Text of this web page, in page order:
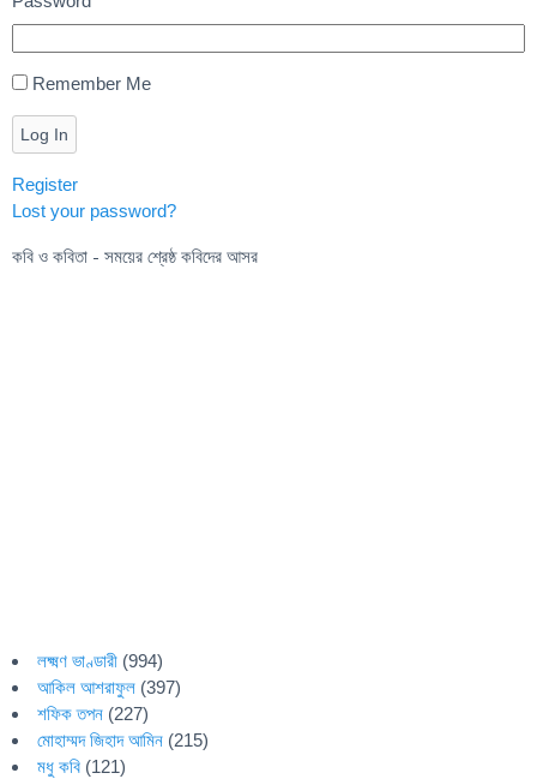
Remember Me
Log In
Register
Lost your password?
কবি ও কবিতা - সময়ের শ্রেষ্ঠ কবিদের আসর
লক্ষ্মণ ভাণ্ডারী (994)
আকিল আশরাফুল (397)
শফিক তপন (227)
মোহাম্মদ জিহাদ আমিন (215)
মধু কবি (121)